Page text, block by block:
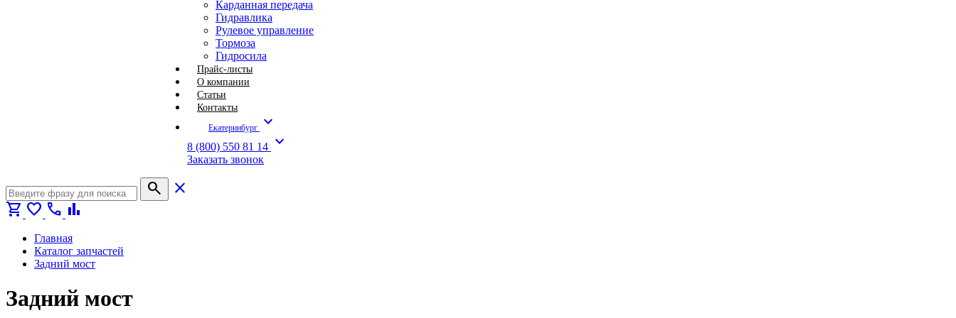
Карданная передача
Гидравлика
Рулевое управление
Тормоза
Гидросила
Прайс-листы
О компании
Статьи
Контакты
Екатеринбург expand_more
8 (800) 550 81 14 expand_more
Заказать звонок
search
close
shopping_cart favorite call bar_chart
Главная
Каталог запчастей
Задний мост
Задний мост